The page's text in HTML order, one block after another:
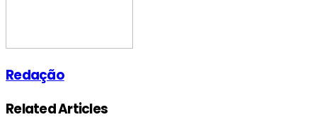
Redação
Related Articles